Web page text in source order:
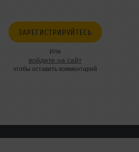
ЗАРЕГИСТРИРУЙТЕСЬ
Или
войдите на сайт
чтобы оставить комментарий